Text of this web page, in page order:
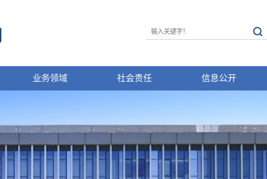
业务领域 社会责任 信息公开